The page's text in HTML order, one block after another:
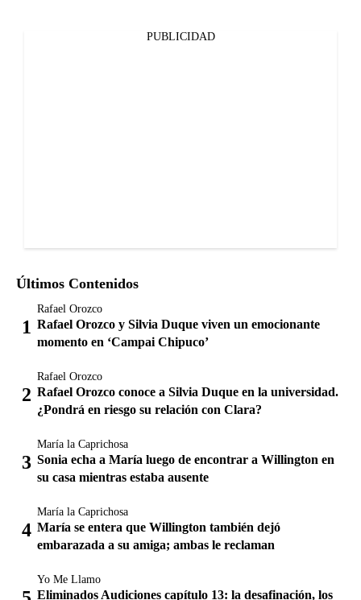
PUBLICIDAD
Últimos Contenidos
Rafael Orozco
Rafael Orozco y Silvia Duque viven un emocionante
momento en ‘Campai Chipuco’
Rafael Orozco
Rafael Orozco conoce a Silvia Duque en la universidad.
¿Pondrá en riesgo su relación con Clara?
María la Caprichosa
Sonia echa a María luego de encontrar a Willington en
su casa mientras estaba ausente
María la Caprichosa
María se entera que Willington también dejó
embarazada a su amiga; ambas le reclaman
Yo Me Llamo
Eliminados Audiciones capítulo 13: la desafinación, los